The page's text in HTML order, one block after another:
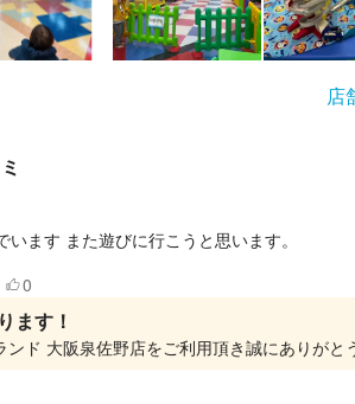
店
ます また遊びに行こうと思います。
0
ます！